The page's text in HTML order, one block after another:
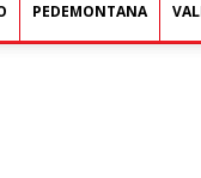
PEDEMONTANA